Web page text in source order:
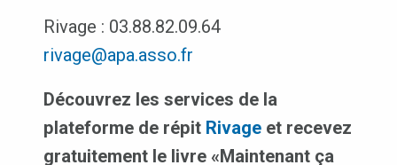
Rivage : 03.88.82.09.64
rivage@apa.asso.fr
Découvrez les services de la
plateforme de répit Rivageet recevez
gratuitement le livre «Maintenant ça